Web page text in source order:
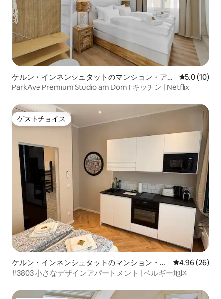
ケルン・インネンシュタットのマンション・アパ
ート
レビュー10
5.0 (10)
ParkAve Premium Studio am Dom I キッチン | Netflix
ゲストチョイス
ゲストチョイス
ケルン・インネンシュタットのマンション・ア
パート
レビュー26
4.96 (26)
#3803 小さなデザインアパートメント | ベルギー地区